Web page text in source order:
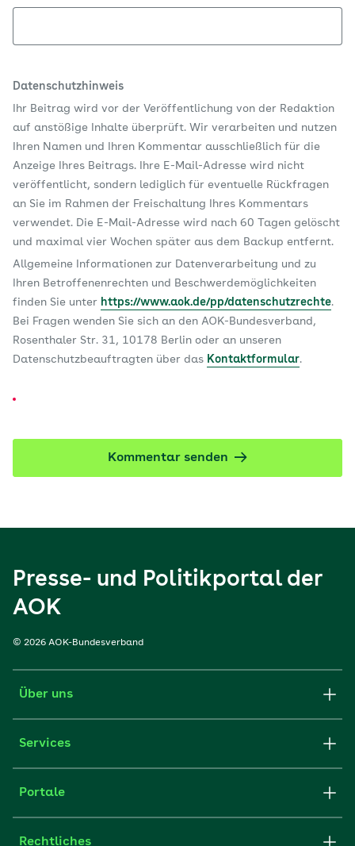
Datenschutzhinweis
Ihr Beitrag wird vor der Veröffentlichung von der Redaktion
auf anstößige Inhalte überprüft. Wir verarbeiten und nutzen
Ihren Namen und Ihren Kommentar ausschließlich für die
Anzeige Ihres Beitrags. Ihre E-Mail-Adresse wird nicht
veröffentlicht, sondern lediglich für eventuelle Rückfragen
an Sie im Rahmen der Freischaltung Ihres Kommentars
verwendet. Die E-Mail-Adresse wird nach 60 Tagen gelöscht
und maximal vier Wochen später aus dem Backup entfernt.
Allgemeine Informationen zur Datenverarbeitung und zu
Ihren Betroffenenrechten und Beschwerdemöglichkeiten
finden Sie unter https://www.aok.de/pp/datenschutzrechte.
Bei Fragen wenden Sie sich an den AOK-Bundesverband,
Rosenthaler Str. 31, 10178 Berlin oder an unseren
Datenschutzbeauftragten über das Kontaktformular.
Kommentar senden
Presse- und Politikportal der
AOK
© 2026 AOK-Bundesverband
Über uns
Services
Portale
Rechtliches